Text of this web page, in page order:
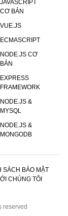
JAVASCRIPT
CƠ BẢN
VUE.JS
ECMASCRIPT
NODE.JS CƠ
BẢN
EXPRESS
FRAMEWORK
NODE.JS &
MYSQL
NODE.JS &
MONGODB
SÁCH BẢO MẬT
CHÚNG TÔI
reserved